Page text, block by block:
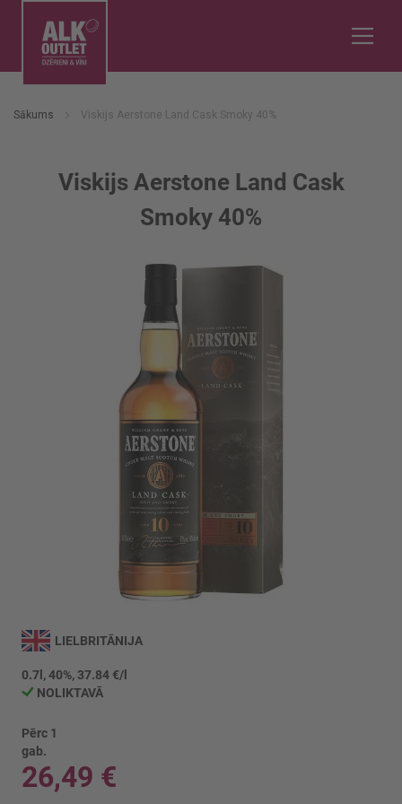
Sākums Viskijs Aerstone Land Cask Smoky 40%
Viskijs Aerstone Land Cask
Smoky 40%
uz
galerijas
sākumu
LIELBRITĀNIJA
0.7l, 40%, 37.84 €/l
NOLIKTAVĀ
Pērc 1
gab.
26,49 €